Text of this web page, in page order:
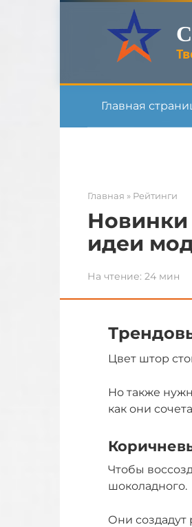
Главная
Главная » Рейтинги
Новинки
идеи
На чтение: 24 мин
Цвет штор
Но также
как они
Чтобы
шоколадного.
Они создадут